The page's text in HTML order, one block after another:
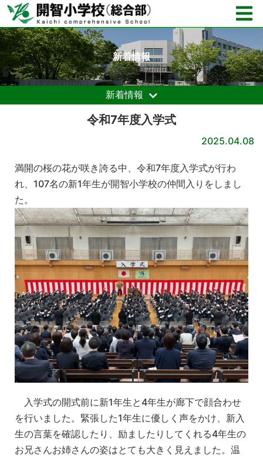
新着情報
新着情報
令和7年度入学式
2025.04.08
満開の桜の花が咲き誇る中、令和7年度入学式が行わ
れ、107名の新1年生が開智小学校の仲間入りをしまし
た。
入学式の開式前に新1年生と4年生が廊下で顔合わせ
を行いました。緊張した1年生に優しく声をかけ、新入
生の言葉を確認したり、励ましたりしてくれる4年生の
お兄さんお姉さんの姿はとても大きく見えました。温